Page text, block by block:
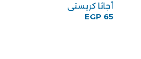
أجاثا كريستى
EGP 65